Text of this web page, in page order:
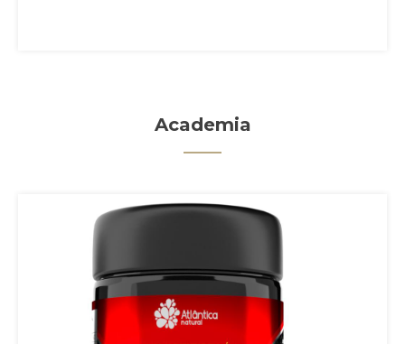
Academia